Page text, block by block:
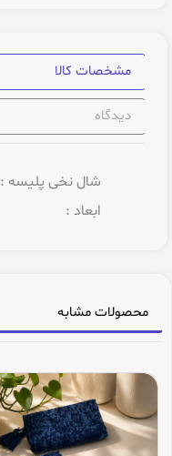
مشخصات کالا
دیدگاه
شال نخی پلیسه :
ابعاد :
محصولات مشابه